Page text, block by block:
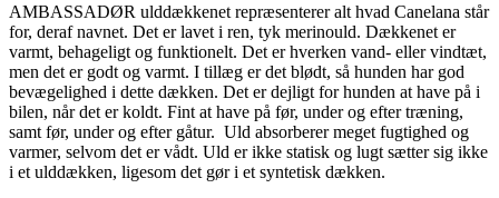
AMBASSADØR ulddækkenet repræsenterer alt hvad Canelana står
for, deraf navnet. Det er lavet i ren, tyk merinould. Dækkenet er
varmt, behageligt og funktionelt. Det er hverken vand- eller vindtæt,
men det er godt og varmt. I tillæg er det blødt, så hunden har god
bevægelighed i dette dækken. Det er dejligt for hunden at have på i
bilen, når det er koldt. Fint at have på før, under og efter træning,
samt før, under og efter gåtur. Uld absorberer meget fugtighed og
varmer, selvom det er vådt. Uld er ikke statisk og lugt sætter sig ikke
i et ulddækken, ligesom det gør i et syntetisk dækken.